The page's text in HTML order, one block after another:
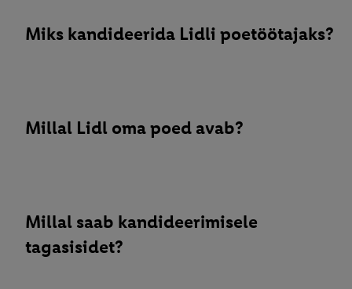
Miks kandideerida Lidli poetöötajaks?
Millal Lidl oma poed avab?
Millal saab kandideerimisele
tagasisidet?